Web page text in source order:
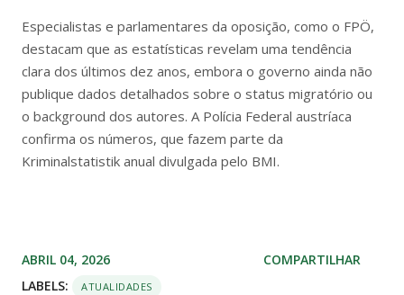
Especialistas e parlamentares da oposição, como o FPÖ,
destacam que as estatísticas revelam uma tendência
clara dos últimos dez anos, embora o governo ainda não
publique dados detalhados sobre o status migratório ou
o background dos autores. A Polícia Federal austríaca
confirma os números, que fazem parte da
Kriminalstatistik anual divulgada pelo BMI.
ABRIL 04, 2026
LABELS:
ATUALIDADES
COMPARTILHAR